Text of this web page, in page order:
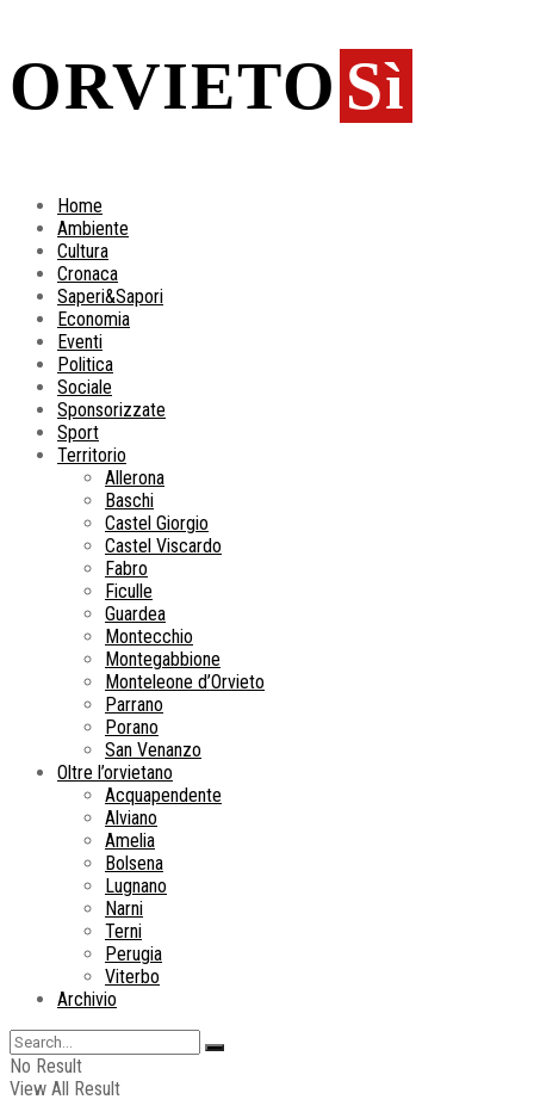
ORVIETO Sì
Home
Ambiente
Cultura
Cronaca
Saperi&Sapori
Economia
Eventi
Politica
Sociale
Sponsorizzate
Sport
Territorio
Allerona
Baschi
Castel Giorgio
Castel Viscardo
Fabro
Ficulle
Guardea
Montecchio
Montegabbione
Monteleone d’Orvieto
Parrano
Porano
San Venanzo
Oltre l’orvietano
Acquapendente
Alviano
Amelia
Bolsena
Lugnano
Narni
Terni
Perugia
Viterbo
Archivio
No Result
View All Result